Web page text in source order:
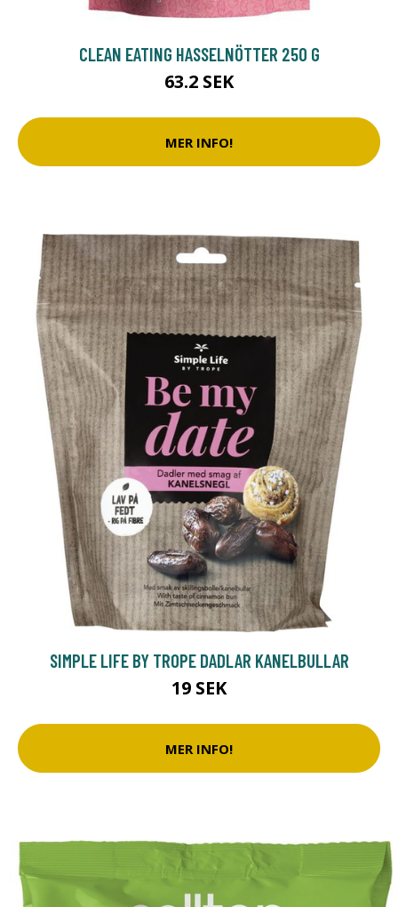
CLEAN EATING HASSELNÖTTER 250 G
63.2 SEK
MER INFO!
SIMPLE LIFE BY TROPE DADLAR KANELBULLAR
19 SEK
MER INFO!